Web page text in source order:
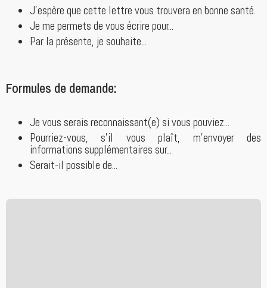
J'espère que cette lettre vous trouvera en bonne santé.
Je me permets de vous écrire pour...
Par la présente, je souhaite...
Formules de demande:
Je vous serais reconnaissant(e) si vous pouviez...
Pourriez-vous, s'il vous plaît, m'envoyer des
informations supplémentaires sur...
Serait-il possible de...